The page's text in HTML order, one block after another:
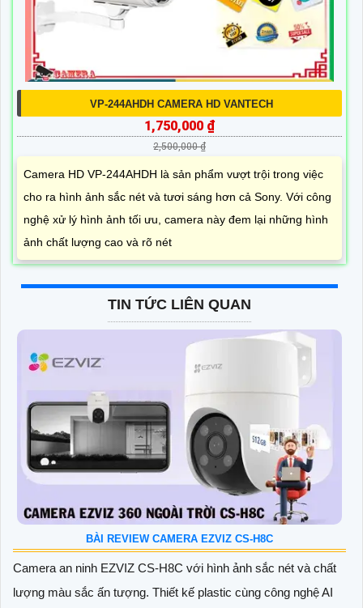
VP-244AHDH CAMERA HD VANTECH
1,750,000 ₫
2,500,000 ₫
Camera HD VP-244AHDH là sản phẩm vượt trội trong việc
cho ra hình ảnh sắc nét và tươi sáng hơn cả Sony. Với công
nghệ xử lý hình ảnh tối ưu, camera này đem lại những hình
ảnh chất lượng cao và rõ nét
TIN TỨC LIÊN QUAN
BÀI REVIEW CAMERA EZVIZ CS-H8C
Camera an ninh EZVIZ CS-H8C với hình ảnh sắc nét và chất
lượng màu sắc ấn tượng. Thiết kế plastic cùng công nghệ AI